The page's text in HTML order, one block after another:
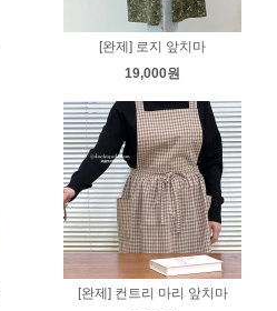
[완제] 로지 앞치마
19,000원
[완제] 컨트리 마리 앞치마